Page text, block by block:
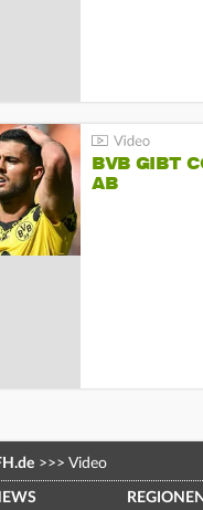
BVB GIBT
AB
>>> Video
REGIONEN